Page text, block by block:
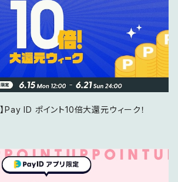
Pay ID ポイント10倍大還元ウィーク！